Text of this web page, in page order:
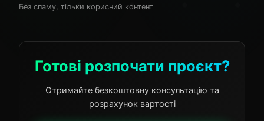
Без спаму, тільки корисний контент
Готові розпочати проєкт?
Отримайте безкоштовну консультацію та
розрахунок вартості